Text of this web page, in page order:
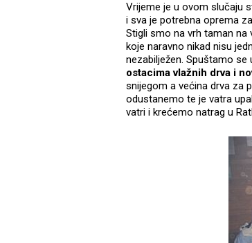
Vrijeme je u ovom slučaju
i sva je potrebna oprema
Stigli smo na vrh taman na
koje naravno nikad nisu
nezabilježen. Spuštamo
ostacima vlažnih drva i
snijegom a većina drva za
odustanemo te je vatra
vatri i krećemo natrag u